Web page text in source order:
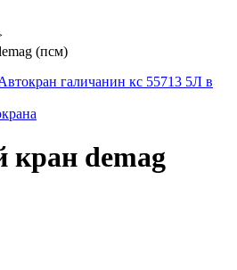
(псм)
галичанин кс 55713 5Л в
demag